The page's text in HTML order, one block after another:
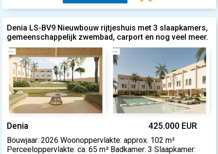
Denia LS-BV9 Nieuwbouw rijtjeshuis met 3 slaapkamers,
gemeenschappelijk zwembad, carport en nog veel meer.
Denia 425.000 EUR
Bouwjaar: 2026 Woonoppervlakte: approx. 102 m²
Perceeloppervlakte: ca. 65 m² Badkamer: 3 Slaapkamer: